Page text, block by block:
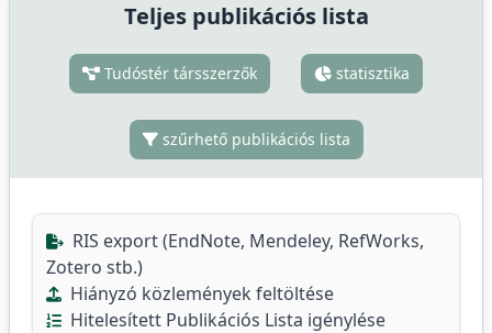
Teljes publikációs lista
Tudóstér társszerzők statisztika
szűrhető publikációs lista
RIS export (EndNote, Mendeley, RefWorks,
Zotero stb.)
Hiányzó közlemények feltöltése
Hitelesített Publikációs Lista igénylése